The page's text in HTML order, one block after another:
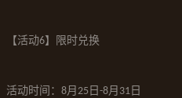
【活动6】限时兑换
活动时间： 8月 25 日 -8月 31 日